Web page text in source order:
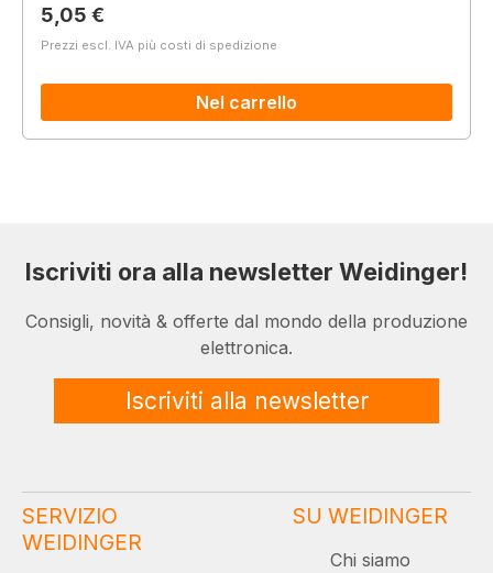
Prezzo normale:
5,05 €
Prezzi escl. IVA più costi di spedizione
Nel carrello
Iscriviti ora alla newsletter Weidinger!
Consigli, novità & offerte dal mondo della produzione
elettronica.
Iscriviti alla newsletter
SERVIZIO
WEIDINGER
SU WEIDINGER
Chi siamo